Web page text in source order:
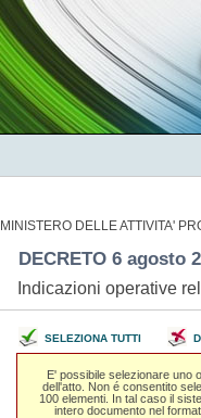
MINISTERO DELLE ATTIVITA'
DECRETO 6 agosto
Indicazioni operative
SELEZIONA TUTTI
E' possibile selezionare uno
dell'atto. Non é consentito
100 elementi. In tal caso il
intero documento nel